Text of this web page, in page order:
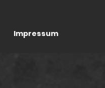
Impressum